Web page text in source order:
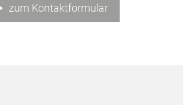
zum Kontaktformular